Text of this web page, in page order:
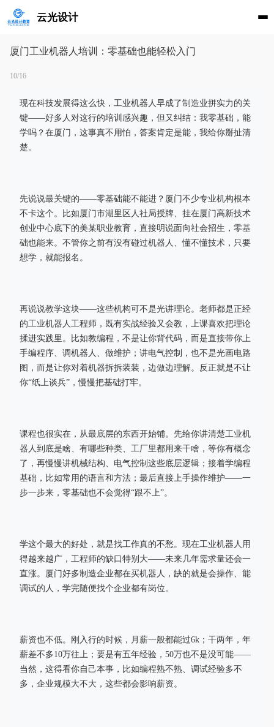
云光设计
厦门工业机器人培训：零基础也能轻松入门
10/16
现在科技发展得这么快，工业机器人早成了制造业拼实力的关
键——好多人对这行的培训感兴趣，但又纠结：我零基础，能
学吗？在厦门，这事真不用怕，答案肯定是能，我给你掰扯清
楚。
先说说最关键的——零基础能不能进？厦门不少专业机构根本
不卡这个。比如厦门市湖里区人社局授牌、挂在厦门高新技术
创业中心底下的美某职业教育，直接明说面向社会招生，零基
础也能来。不管你之前有没有碰过机器人、懂不懂技术，只要
想学，就能报名。
再说说教学这块——这些机构可不是光讲理论。老师都是正经
的工业机器人工程师，既有实战经验又会教，上课喜欢把理论
揉进实践里。比如教编程，不是让你背代码，而是直接带你上
手编程序、调机器人、做维护；讲电气控制，也不是光画电路
图，而是让你对着机器拆拆装装，边做边理解。反正就是不让
你“纸上谈兵”，慢慢把基础打牢。
课程也很实在，从最底层的东西开始铺。先给你讲清楚工业机
器人到底是啥、有哪些种类、工厂里都用来干啥，等你有概念
了，再慢慢讲机械结构、电气控制这些底层逻辑；接着学编程
基础，比如常用的语言和方法；最后直接上手操作维护——一
步一步来，零基础也不会觉得“跟不上”。
学这个最大的好处，就是找工作真的不愁。现在工业机器人用
得越来越广，工程师的缺口特别大——未来几年需求量还会一
直涨。厦门好多制造企业都在买机器人，缺的就是会操作、能
调试的人，学完随便找个企业都有岗位。
薪资也不低。刚入行的时候，月薪一般都能过6k；干两年，年
薪差不多10万往上；要是有五年经验，50万也不是没可能——
当然，这得看你自己本事，比如编程熟不熟、调试经验多不
多，企业规模大不大，这些都会影响薪资。